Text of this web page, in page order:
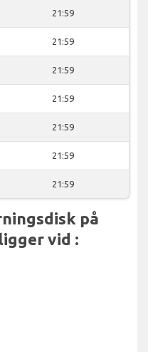
21:59
21:59
21:59
21:59
21:59
21:59
21:59
på
vid :